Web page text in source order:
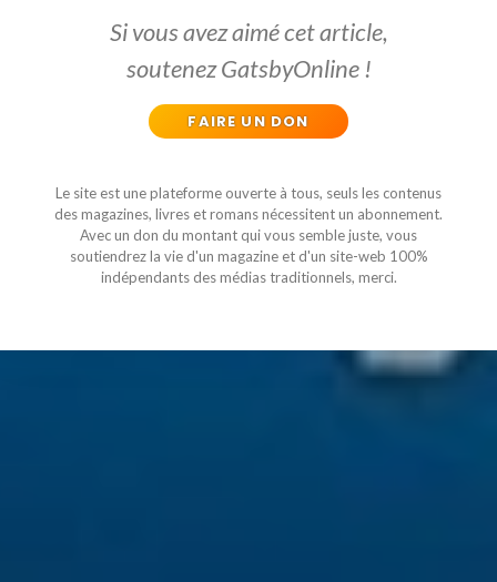
Si vous avez aimé cet article,
soutenez GatsbyOnline !
FAIRE UN DON
Le site est une plateforme ouverte à tous, seuls les contenus
des magazines, livres et romans nécessitent un abonnement.
Avec un don du montant qui vous semble juste, vous
soutiendrez la vie d'un magazine et d'un site-web 100%
indépendants des médias traditionnels, merci.